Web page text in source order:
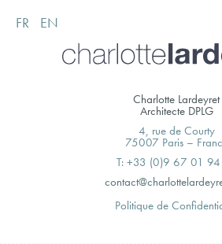
Skip
to
FR EN
Charlotte Lardeyret
Architecte DPLG
4, rue de Courty
75007 Paris –
T: +33 (0)9 67 01
Politique de